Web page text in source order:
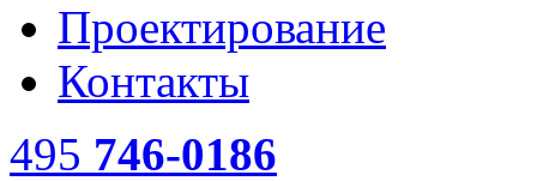
Проектирование
Контакты
495 746-0186